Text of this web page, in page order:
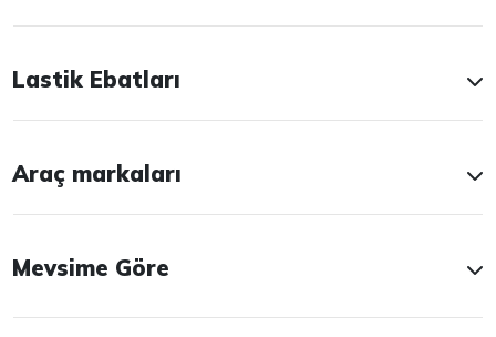
Lastik Ebatları
Araç markaları
Mevsime Göre